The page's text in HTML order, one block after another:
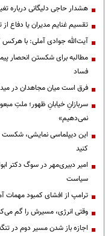
هشدار حاجی دلیگانی درباره
تقسیم غنایم مدیران یا دفاع
آیت‌الله جوادی آملی: با هرکس
مطالبه برای شکستن انحصار
فساد
فرق است میان مجاهدان در
سربازانِ خیابانِ ظهور؛ ملتِ
نمی‌دهیم»
این دیپلماسی نمایشی، شکست
کنید
امیر دبیری‌مهر در سوگ دکتر
سیاست
ترامپ از افشای کمبود
وقتی انرژی، مسیرش را گم
اجازه باز شدن مسیر دوم در